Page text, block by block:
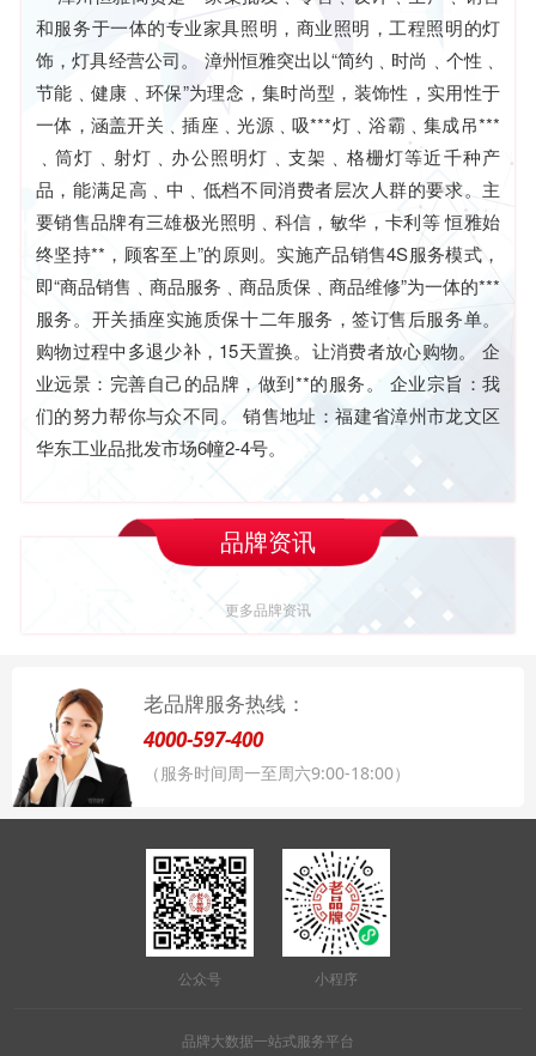
和服务于一体的专业家具照明，商业照明，工程照明的灯
饰，灯具经营公司。 漳州恒雅突出以“简约﹑时尚﹑个性﹑
节能﹑健康﹑环保”为理念，集时尚型，装饰性，实用性于
一体，涵盖开关﹑插座﹑光源﹑吸***灯﹑浴霸﹑集成吊***
﹑筒灯﹑射灯﹑办公照明灯﹑支架﹑格栅灯等近千种产
品，能满足高﹑中﹑低档不同消费者层次人群的要求。主
要销售品牌有三雄极光照明﹑科信，敏华，卡利等 恒雅始
终坚持**，顾客至上”的原则。实施产品销售4S服务模式，
即“商品销售﹑商品服务﹑商品质保﹑商品维修”为一体的***
服务。开关插座实施质保十二年服务，签订售后服务单。
购物过程中多退少补，15天置换。让消费者放心购物。 企
业远景：完善自己的品牌，做到**的服务。 企业宗旨：我
们的努力帮你与众不同。 销售地址：福建省漳州市龙文区
华东工业品批发市场6幢2-4号。
品牌资讯
更多品牌资讯
老品牌服务热线：
4000-597-400
（服务时间周一至周六9:00-18:00）
公众号 小程序
品牌大数据一站式服务平台